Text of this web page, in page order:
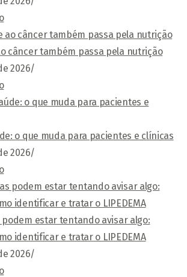
câncer também passa pela nutrição
2026/
o que muda para pacientes e clínicas
2026/
podem estar tentando avisar algo:
identificar e tratar o LIPEDEMA
2026/